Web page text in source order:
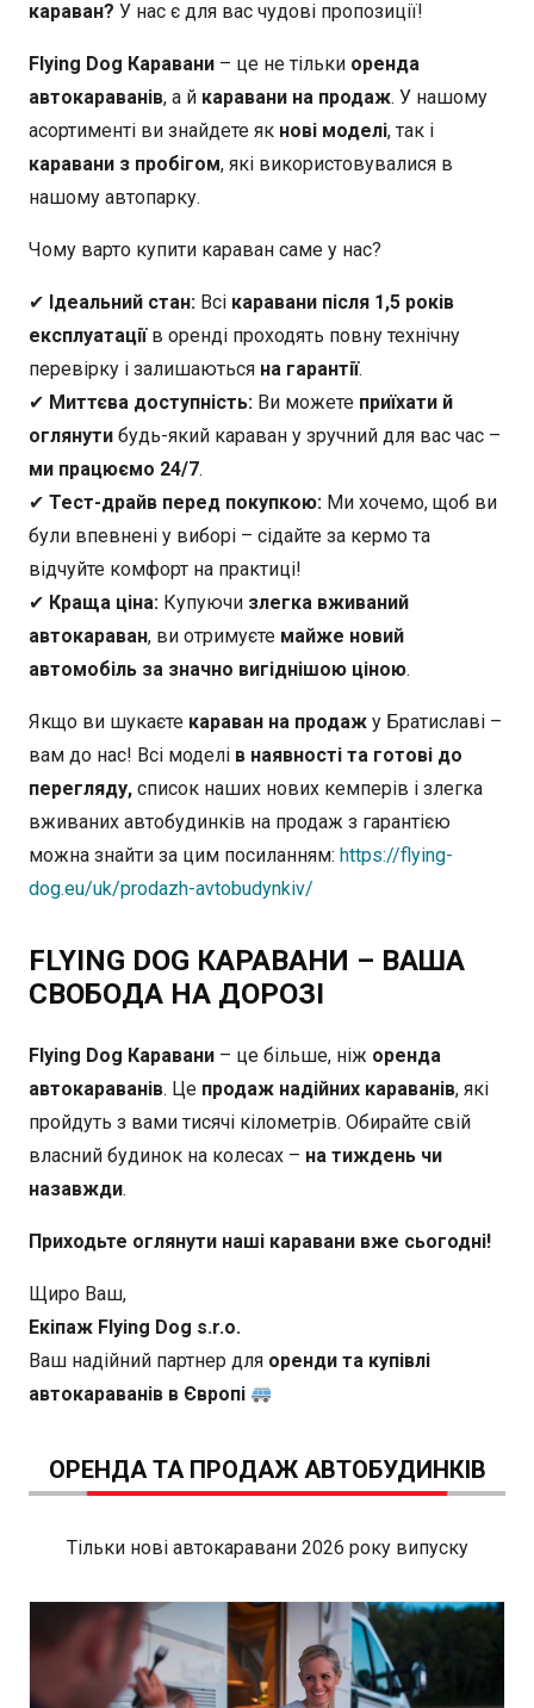
караван? У нас є для вас чудові пропозиції!
Flying Dog Каравани – це не тільки оренда
автокараванів, а й каравани на продаж. У нашому
асортименті ви знайдете як нові моделі, так і
каравани з пробігом, які використовувалися в
нашому автопарку.
Чому варто купити караван саме у нас?
✔ Ідеальний стан: Всі каравани після 1,5 років
експлуатаціїв оренді проходять повну технічну
перевірку і залишаються на гарантії.
✔ Миттєва доступність: Ви можете приїхати й
оглянути будь-який караван у зручний для вас час –
ми працюємо 24/7.
✔ Тест-драйв перед покупкою: Ми хочемо, щоб ви
були впевнені у виборі – сідайте за кермо та
відчуйте комфорт на практиці!
✔ Краща ціна: Купуючи злегка вживаний
автокараван, ви отримуєте майже новий
автомобіль за значно вигіднішою ціною.
Якщо ви шукаєте караван на продаж у Братиславі –
вам до нас! Всі моделі в наявності та готові до
перегляду, список наших нових кемперів і злегка
вживаних автобудинків на продаж з гарантією
можна знайти за цим посиланням: https://flying-
dog.eu/uk/prodazh-avtobudynkiv/
FLYING DOG КАРАВАНИ – ВАША
СВОБОДА НА ДОРОЗІ
Flying Dog Каравани – це більше, ніж оренда
автокараванів. Це продаж надійних караванів, які
пройдуть з вами тисячі кілометрів. Обирайте свій
власний будинок на колесах – на тиждень чи
назавжди.
Приходьте оглянути наші каравани вже сьогодні!
Щиро Ваш,
Екіпаж Flying Dog s.r.o.
Ваш надійний партнер для оренди та купівлі
автокараванів в Європі
ОРЕНДА ТА ПРОДАЖ АВТОБУДИНКІВ
Тільки нові автокаравани 2026 року випуску